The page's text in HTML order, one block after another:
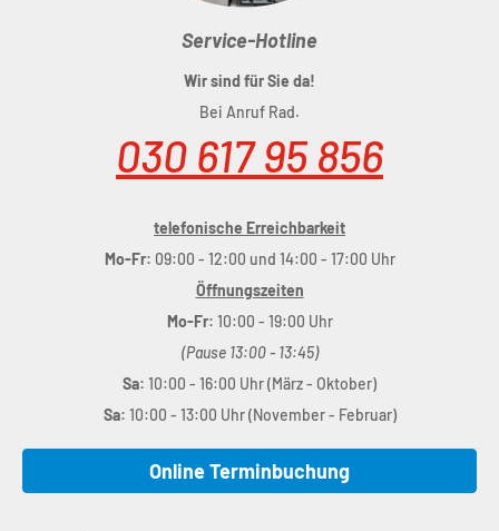
Service-Hotline
Wir sind für Sie da!
Bei Anruf Rad.
030 617 95 856
telefonische Erreichbarkeit
Mo-Fr: 09:00 - 12:00 und 14:00 - 17:00 Uhr
Öffnungszeiten
Mo-Fr: 10:00 - 19:00 Uhr
(Pause 13:00 - 13:45)
Sa: 10:00 - 16:00 Uhr (März - Oktober)
Sa: 10:00 - 13:00 Uhr (November - Februar)
Online Terminbuchung